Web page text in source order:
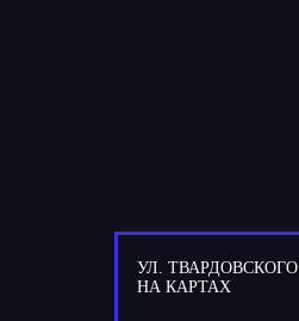
УЛ. ТВАРДОВСКОГО
НА КАРТАХ